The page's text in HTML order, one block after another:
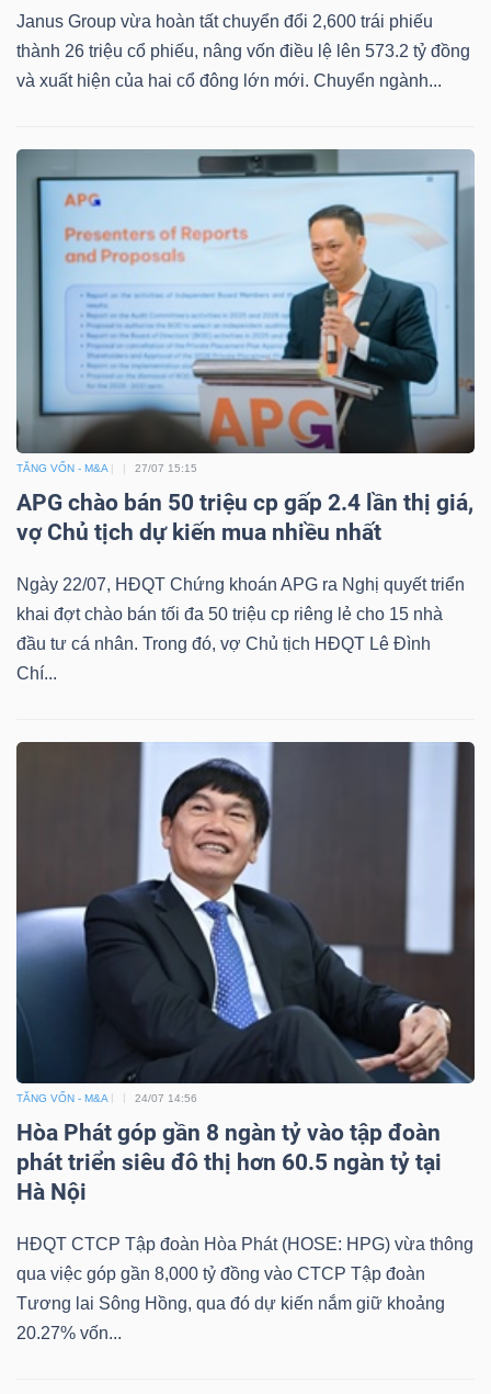
Janus Group vừa hoàn tất chuyển đổi 2,600 trái phiếu
thành 26 triệu cổ phiếu, nâng vốn điều lệ lên 573.2 tỷ đồng
và xuất hiện của hai cổ đông lớn mới. Chuyển ngành...
TĂNG VỐN - M&A 27/07 15:15
APG chào bán 50 triệu cp gấp 2.4 lần thị giá,
vợ Chủ tịch dự kiến mua nhiều nhất
Ngày 22/07, HĐQT Chứng khoán APG ra Nghị quyết triển
khai đợt chào bán tối đa 50 triệu cp riêng lẻ cho 15 nhà
đầu tư cá nhân. Trong đó, vợ Chủ tịch HĐQT Lê Đình
Chí...
TĂNG VỐN - M&A 24/07 14:56
Hòa Phát góp gần 8 ngàn tỷ vào tập đoàn
phát triển siêu đô thị hơn 60.5 ngàn tỷ tại
Hà Nội
HĐQT CTCP Tập đoàn Hòa Phát (HOSE: HPG) vừa thông
qua việc góp gần 8,000 tỷ đồng vào CTCP Tập đoàn
Tương lai Sông Hồng, qua đó dự kiến nắm giữ khoảng
20.27% vốn...